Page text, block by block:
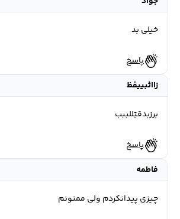
خیلی بد
پاسخ
زااثبییفظ
برزبدقتِللببب
پاسخ
فاطمه
چیزی پیدانکردم ولی ممنونم